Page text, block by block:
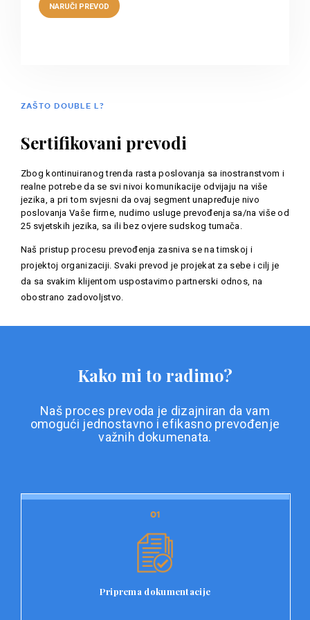
ZAŠTO DOUBLE L?
Sertifikovani prevodi
Zbog kontinuiranog trenda rasta poslovanja sa inostranstvom i
realne potrebe da se svi nivoi komunikacije odvijaju na više
jezika, a pri tom svjesni da ovaj segment unapređuje nivo
poslovanja Vaše firme, nudimo usluge prevođenja sa/na više od
25 svjetskih jezika, sa ili bez ovjere sudskog tumača.
Naš pristup procesu prevođenja zasniva se na timskoj i
projektoj organizaciji. Svaki prevod je projekat za sebe i cilj je
da sa svakim klijentom uspostavimo partnerski odnos, na
obostrano zadovoljstvo.
Kako mi to radimo?
Naš proces prevoda je dizajniran da vam
omogući jednostavno i efikasno prevođenje
važnih dokumenata.
01
Priprema dokumentacije
01
Prvi korak u našem procesu prevoda je priprema
dokumentacije. Korisnici jednostavno učitavaju svoje
dokumenta, kao i specifične zahtjeve za prevod.